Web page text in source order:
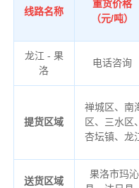
线路名称
重货价格
（元/吨）
龙江 - 果
洛
电话咨询
提货区域
禅城区、南
区、三水区
杏坛镇、龙
送货区域
果洛市玛